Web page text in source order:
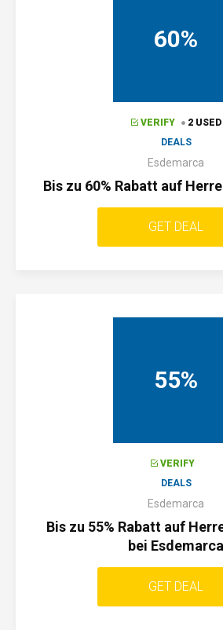
60%
VERIFY
2 USED
DEALS
Esdemarca
Bis zu 60% Rabatt auf
GET DEAL
55%
VERIFY
DEALS
Esdemarca
Bis zu 55% Rabatt auf
bei Esdemarca
GET DEAL